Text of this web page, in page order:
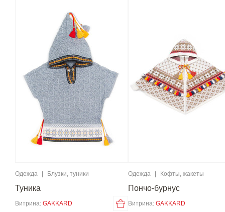
Одежда Блузки, туники
Туника
Витрина: GAKKARD
Одежда Кофты, жакеты
Пончо-бурнус
Витрина: GAKKARD